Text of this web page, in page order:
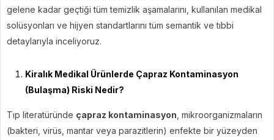
gelene kadar geçtiği tüm temizlik aşamalarını, kullanılan medikal
solüsyonları ve hijyen standartlarını tüm semantik ve tıbbi
detaylarıyla inceliyoruz.
Kiralık Medikal Ürünlerde Çapraz Kontaminasyon
(Bulaşma) Riski Nedir?
Tıp literatüründe çapraz kontaminasyon , mikroorganizmaların
(bakteri, virüs, mantar veya parazitlerin) enfekte bir yüzeyden